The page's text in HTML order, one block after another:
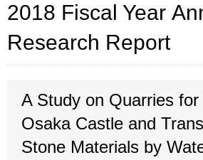
2018 Fiscal Year
Research Report
A Study on Quarries for
Osaka Castle and
Stone Materials by